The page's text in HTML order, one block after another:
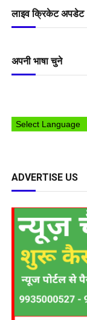
लाइव क्रिकेट अपडेट
अपनी भाषा चुने
ADVERTISE US